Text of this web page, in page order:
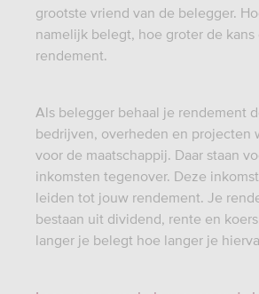
grootste vriend van de belegger.
namelijk belegt, hoe groter de kans
rendement.
Als belegger behaal je rendement
bedrijven, overheden en projecten
voor de maatschappij. Daar staan
inkomsten tegenover. Deze
leiden tot jouw rendement. Je
bestaan uit dividend, rente en
langer je belegt hoe langer je